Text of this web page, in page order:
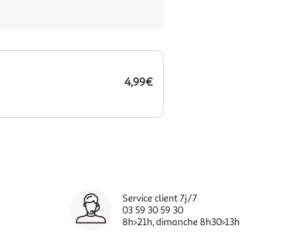
4,99€
Service client 7j/7
03 59 30 59 30
8h>21h, dimanche 8h30>13h